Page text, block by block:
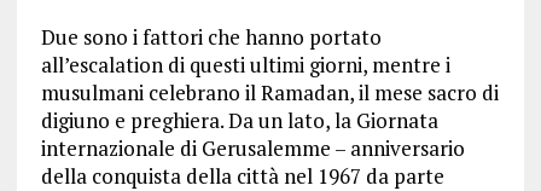
Due sono i fattori che hanno portato
all’escalation di questi ultimi giorni, mentre i
musulmani celebrano il Ramadan, il mese sacro di
digiuno e preghiera. Da un lato, la Giornata
internazionale di Gerusalemme – anniversario
della conquista della città nel 1967 da parte